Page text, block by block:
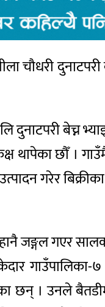
चौधरी
बेच्न
थापेका छौँ ।
गरेर
जङ्गल गएर
। उनले